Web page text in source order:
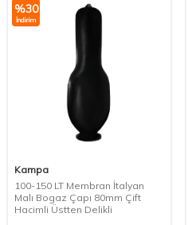
%30
İndirim
Kampa
100-150 LT Membran İtalyan
Malı Bogaz Çapı 80mm Çift
Hacimli Üstten Delikli